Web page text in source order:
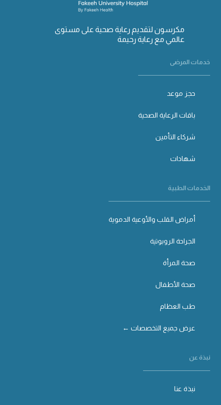
مكرسون لتقديم رعاية صحية على مستوى
عالمي مع رعاية رحيمة
خدمات المرضى
حجز موعد
باقات الرعاية الصحية
شركاء التأمين
شهادات
الخدمات الطبية
أمراض القلب والأوعية الدموية
الجراحة الروبوتية
صحة المرأة
صحة الأطفال
طب العظام
عرض جميع التخصصات ←
نبذة عن
نبذة عنا